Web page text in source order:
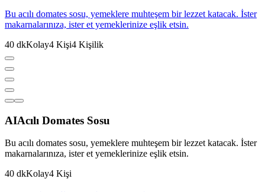
Bu acılı domates sosu, yemeklere muhteşem bir lezzet katacak. İster
makarnalarınıza, ister et yemeklerinize eşlik etsin.
40 dkKolay4 Kişi4 Kişilik
AIAcılı Domates Sosu
Bu acılı domates sosu, yemeklere muhteşem bir lezzet katacak. İster
makarnalarınıza, ister et yemeklerinize eşlik etsin.
40 dkKolay4 Kişi